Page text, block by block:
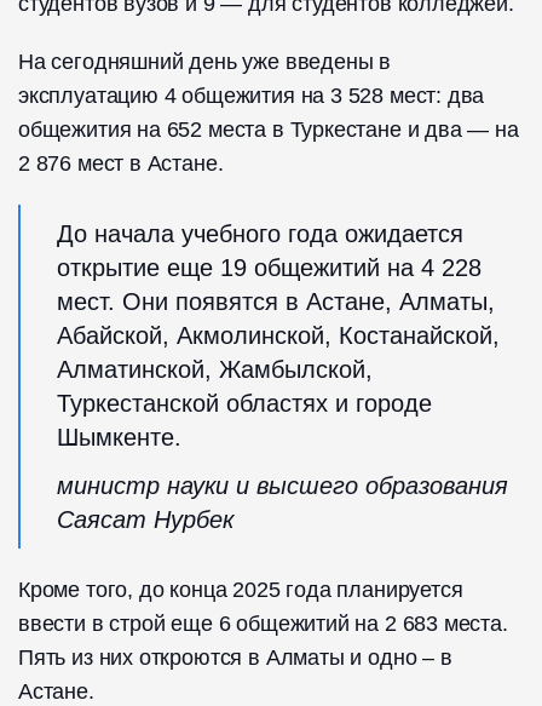
На сегодняшний день уже введены в
эксплуатацию 4 общежития на 3 528 мест: два
общежития на 652 места в Туркестане и два — на
2 876 мест в Астане.
До начала учебного года ожидается
открытие еще 19 общежитий на 4 228
мест. Они появятся в Астане, Алматы,
Абайской, Акмолинской, Костанайской,
Алматинской, Жамбылской,
Туркестанской областях и городе
Шымкенте.
министр науки и высшего образования
Саясат Нурбек
Кроме того, до конца 2025 года планируется
ввести в строй еще 6 общежитий на 2 683 места.
Пять из них откроются в Алматы и одно – в
Астане.